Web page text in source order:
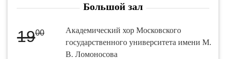
Большой зал
1900
Академический хор Московского
государственного университета имени М.
В. Ломоносова